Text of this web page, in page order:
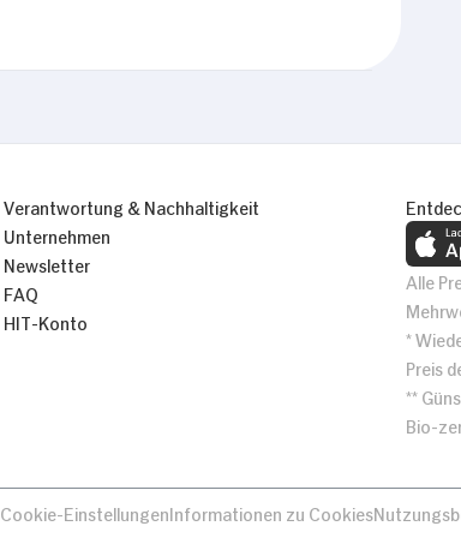
Verantwortung & Nachhaltigkeit
Unternehmen
Newsletter
FAQ
HIT-Konto
Alle
*
Preis
**
Bio-
Cookie-EinstellungenInformationen zu Cookies